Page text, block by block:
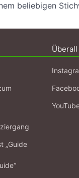
beliebigen
„Guide
Überall